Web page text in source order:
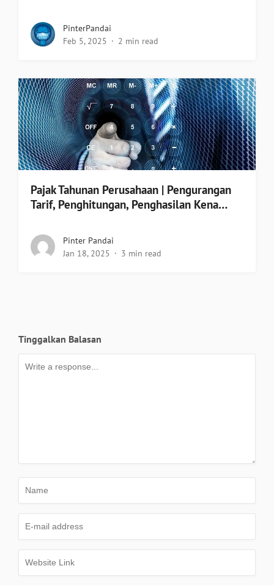
PinterPandai
Feb 5, 2025
2 min read
Pajak Tahunan Perusahaan | Pengurangan
Tarif, Penghitungan, Penghasilan Kena…
Pinter Pandai
Jan 18, 2025
3 min read
Tinggalkan Balasan